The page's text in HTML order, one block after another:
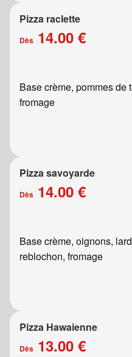
Pizza raclette
Dès 14.00 €
Base crème, pommes de
fromage
Pizza savoyarde
Dès 14.00 €
Base crème, oignons,
reblochon, fromage
Pizza Hawaienne
Dès 13.00 €